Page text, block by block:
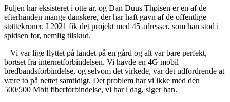
Puljen har eksisteret i otte år, og Dan Duus Thøisen er en af de
efterhånden mange danskere, der har haft gavn af de offentlige
støttekroner. I 2021 fik det projekt med 45 adresser, som han stod i
spidsen for, nemlig tilskud.
– Vi var lige flyttet på landet på en gård og alt var bare perfekt,
bortset fra internetforbindelsen. Vi havde en 4G mobil
bredbåndsforbindelse, og selvom det virkede, var det udfordrende at
være to på nettet samtidigt. Det problem har vi ikke med den
500/500 Mbit fiberforbindelse, vi har i dag, siger han.